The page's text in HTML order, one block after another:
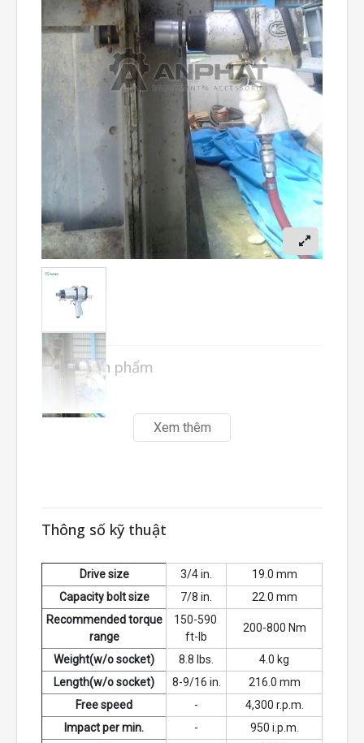
Mô tả sản phẩm
Xem thêm
Thông số kỹ thuật
Drive size 3/4 in.
19.0 mm
Capacity bolt size
7/8 in.
22.0 mm
Recommended torque
range
150-590
ft-lb
200-800 Nm
Weight(w/o socket) 8.8 lbs.
4.0 kg
Length(w/o socket)
8-9/16 in.
216.0 mm
Free speed
-
4,300 r.p.m.
Impact per min.
-
950 i.p.m.